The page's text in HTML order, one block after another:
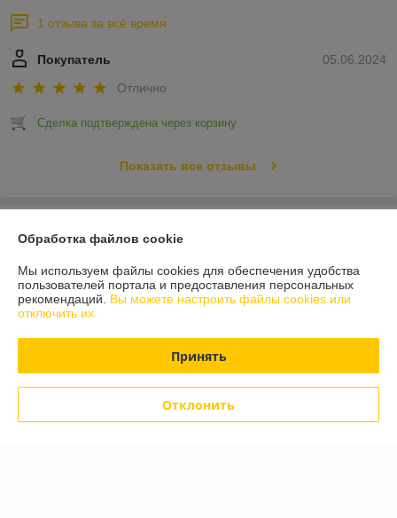
1 отзыва за всё время
05.06.2024
Покупатель
Отлично
Сделка подтверждена через корзину
Показать все отзывы
Контакты
Доставка и оплата
Полная версия сайта
Обработка файлов cookie
Мы используем файлы cookies для обеспечения удобства
пользователей портала и предоставления персональных
рекомендаций. Вы можете настроить файлы cookies или
отключить их.
Принять
Отклонить